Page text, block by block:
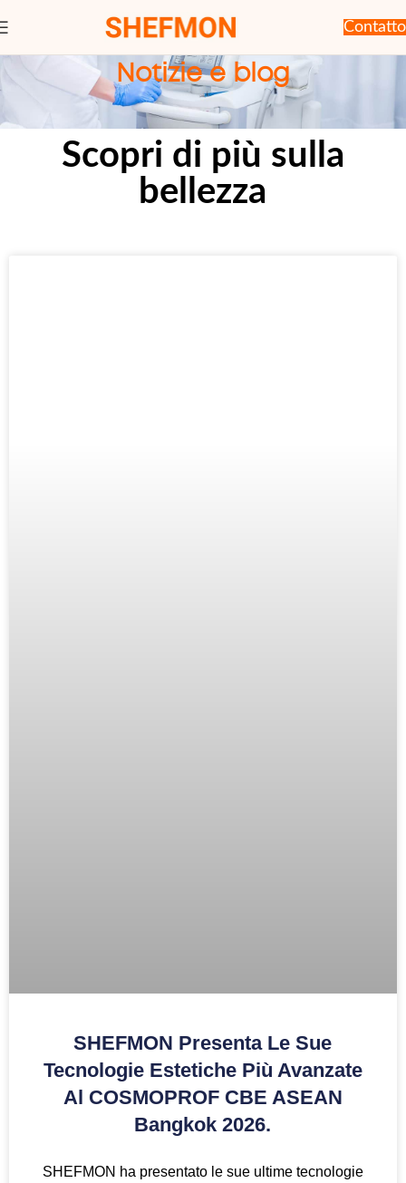
Contatto
Notizie e blog
Scopri di più sulla
bellezza
SHEFMON Presenta Le Sue
Tecnologie Estetiche Più Avanzate
Al COSMOPROF CBE ASEAN
Bangkok 2026.
SHEFMON ha presentato le sue ultime tecnologie